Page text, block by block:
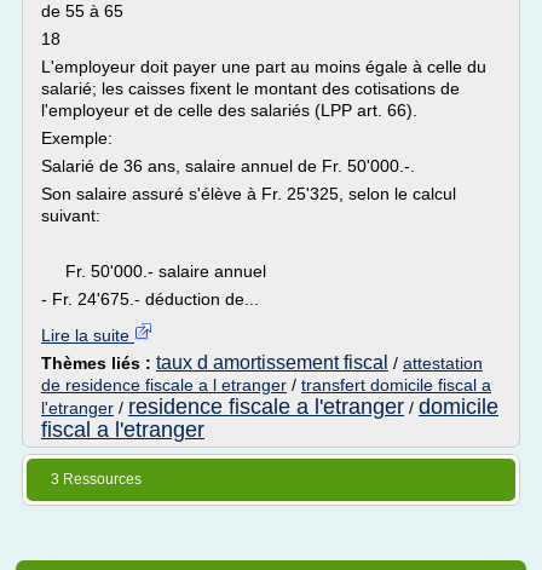
de 55 à 65
18
L'employeur doit payer une part au moins égale à celle du
salarié; les caisses fixent le montant des cotisations de
l'employeur et de celle des salariés (LPP art. 66).
Exemple:
Salarié de 36 ans, salaire annuel de Fr. 50'000.-.
Son salaire assuré s'élève à Fr. 25'325, selon le calcul
suivant:
Fr. 50'000.- salaire annuel
- Fr. 24'675.- déduction de...
Lire la suite
Thèmes liés : taux d amortissement fiscal / attestation
de residence fiscale a l etranger / transfert domicile fiscal a
l'etranger / residence fiscale a l'etranger / domicile
fiscal a l'etranger
3 Ressources